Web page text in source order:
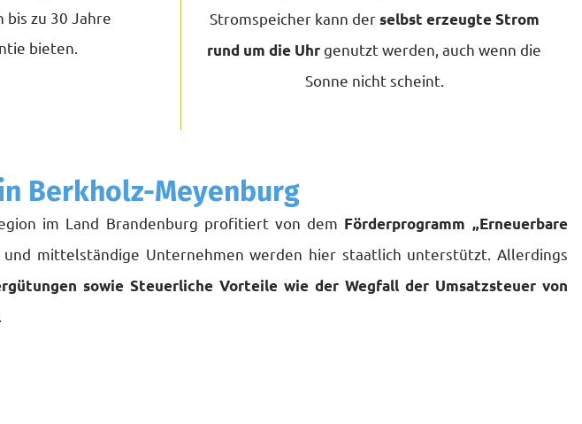
bis zu 30 Jahre
bieten.
Stromspeicher kann derselbst erzeugte Strom
rund um die Uhrgenutzt werden, auch wenn die
Sonne nicht scheint.
Berkholz-Meyenburg
im Land Brandenburg profitiert von dem Förderprogramm „Erneuerbare
und mittelständige Unternehmen werden hier staatlich unterstützt. Allerdings
sowie Steuerliche Vorteile wie der Wegfall der Umsatzsteuer von